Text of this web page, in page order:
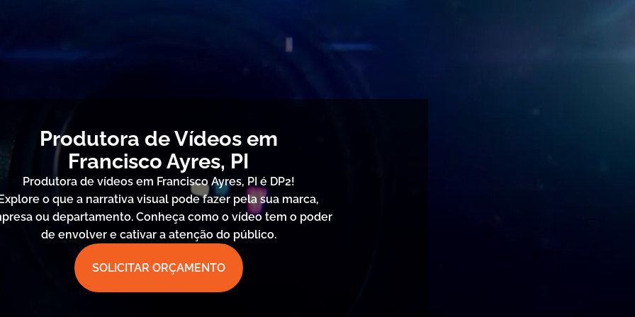
Produtora de Vídeos em
Francisco Ayres, PI
Produtora de vídeos em Francisco Ayres, PI é DP2!
o que a narrativa visual pode fazer pela sua marca,
ou departamento. Conheça como o vídeo tem o poder
de envolver e cativar a atenção do público.
SOLICITAR ORÇAMENTO